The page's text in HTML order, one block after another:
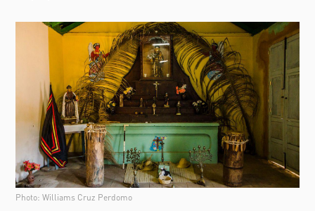
Photo: Williams Cruz Perdomo